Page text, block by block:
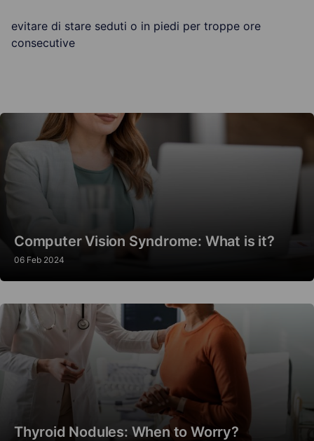
evitare di stare seduti o in piedi per troppe ore
consecutive
Computer Vision Syndrome: What is it?
06 Feb 2024
Thyroid Nodules: When to Worry?